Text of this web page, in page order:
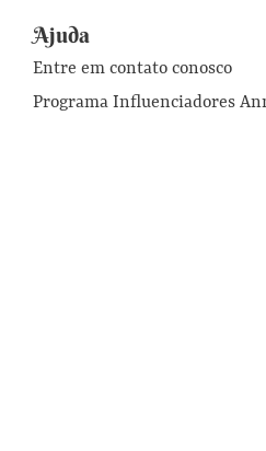
Ajuda
Entre em contato conosco
Programa Influenciadores